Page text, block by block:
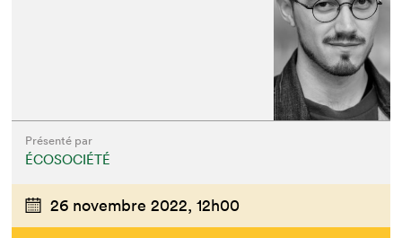
Présenté par
ÉCOSOCIÉTÉ
26 novembre 2022, 12h00